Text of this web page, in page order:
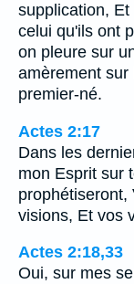
supplication,
celui qu'ils ont
on pleure sur
amèrement sur
premier-né.
Actes 2:17
Dans les
mon Esprit sur
prophétiseront,
visions, Et vos
Actes 2:18,33
Oui, sur mes